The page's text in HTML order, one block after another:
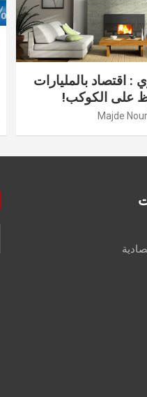
: اقتصاد بالمليارات
على الكوكب!
Majde